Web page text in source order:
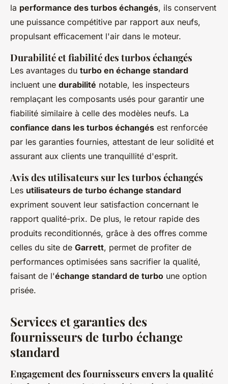
la performance des turbos échangés, ils conservent
une puissance compétitive par rapport aux neufs,
propulsant efficacement l'air dans le moteur.
Durabilité et fiabilité des turbos échangés
Les avantages du turbo en échange standard
incluent une durabilité notable, les inspecteurs
remplaçant les composants usés pour garantir une
fiabilité similaire à celle des modèles neufs. La
confiance dans les turbos échangés est renforcée
par les garanties fournies, attestant de leur solidité et
assurant aux clients une tranquillité d'esprit.
Avis des utilisateurs sur les turbos échangés
Les utilisateurs de turbo échange standard
expriment souvent leur satisfaction concernant le
rapport qualité-prix. De plus, le retour rapide des
produits reconditionnés, grâce à des offres comme
celles du site de Garrett, permet de profiter de
performances optimisées sans sacrifier la qualité,
faisant de l'échange standard de turbo une option
prisée.
Services et garanties des
fournisseurs de turbo échange
standard
Engagement des fournisseurs envers la qualité